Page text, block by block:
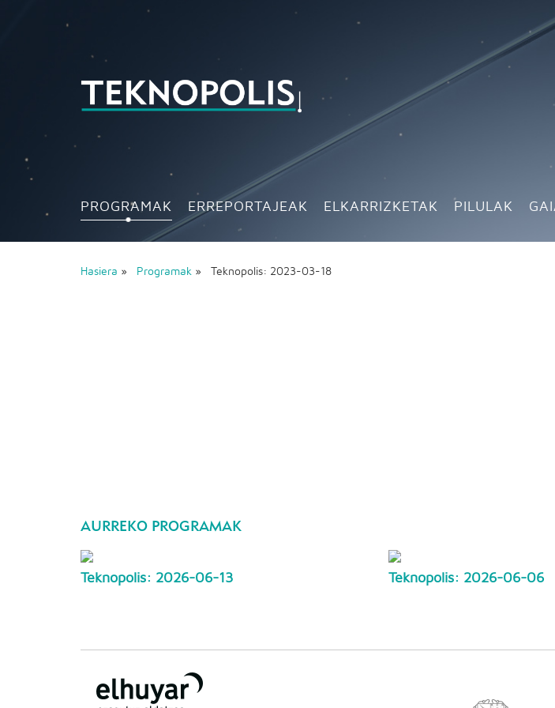
PROGRAMAK ERREPORTAJEAK ELKARRIZKETAK PILULAK
Hasiera » Programak » Teknopolis: 2023-03-18
AURREKO PROGRAMAK
Teknopolis: 2026-06-13 Teknopolis: 2026-06-06